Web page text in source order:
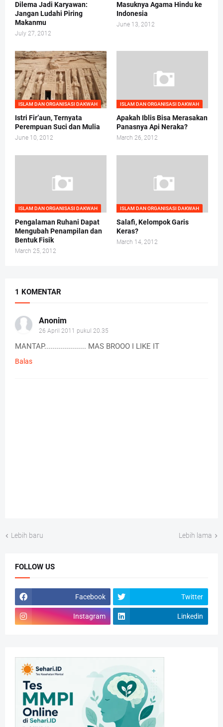
Dilema Jadi Karyawan:
Jangan Ludahi Piring
Makanmu
July 27, 2012
Masuknya Agama Hindu ke
Indonesia
June 13, 2012
ISLAM DAN ORGANISASI DAKWAH
Istri Fir’aun, Ternyata
Perempuan Suci dan Mulia
June 10, 2012
ISLAM DAN ORGANISASI DAKWAH
Apakah Iblis Bisa Merasakan
Panasnya Api Neraka?
March 26, 2012
ISLAM DAN ORGANISASI DAKWAH
Pengalaman Ruhani Dapat
Mengubah Penampilan dan
Bentuk Fisik
March 25, 2012
ISLAM DAN ORGANISASI DAKWAH
Salafi, Kelompok Garis
Keras?
March 14, 2012
1 KOMENTAR
Anonim
26 April 2011 pukul 20.35
MANTAP..................... MAS BROOO I LIKE IT
Balas
Lebih baru Lebih lama
FOLLOW US
Facebook Twitter
Instagram Linkedin